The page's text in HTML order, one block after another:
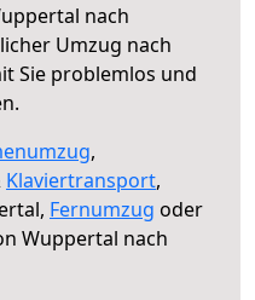
nach
Umzug nach
Sie problemlos und
,
Klaviertransport,
Fernumzug oder
Wuppertal nach